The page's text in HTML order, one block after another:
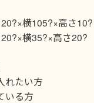
横105?×高さ10?
横35?×高さ20?
れたい方
いる方